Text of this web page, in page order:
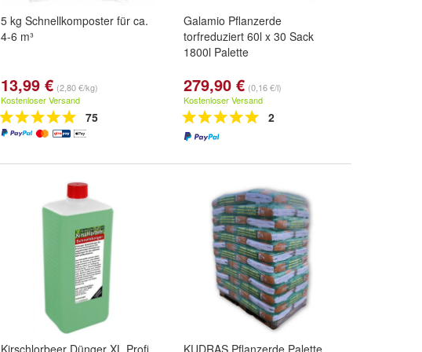
5 kg Schnellkomposter für ca.
4-6 m³
13,99 € (2,80 €/kg)
Kostenloser Versand
75
Galamio Pflanzerde
torfreduziert 60l x 30 Sack
1800l Palette
279,90 € (0,16 €/l)
Kostenloser Versand
2
Kirschlorbeer Dünger XL Profi KUDRAS Pflanzerde Palette